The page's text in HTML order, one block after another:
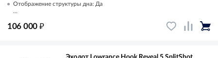
Отображение структуры дна: Да
...
106 000 ₽